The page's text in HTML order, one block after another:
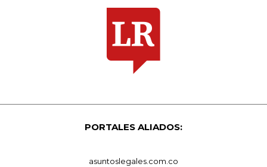
PORTALES ALIADOS:
asuntoslegales.com.co